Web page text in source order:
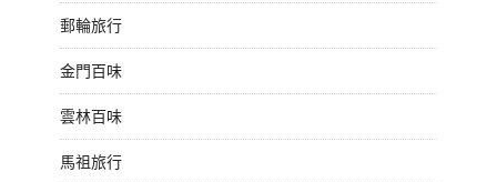
郵輪旅行
金門百味
雲林百味
馬祖旅行